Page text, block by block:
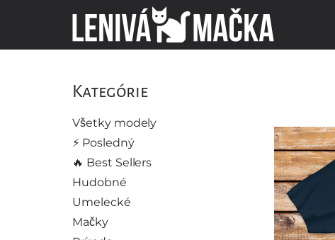
Kategórie
Všetky modely
⚡️ Posledný
🔥 Best Sellers
Hudobné
Umelecké
Mačky